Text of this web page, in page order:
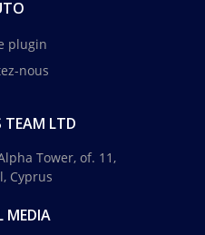
plugin
nous
TEAM LTD
Tower, of. 11,
Cyprus
MEDIA